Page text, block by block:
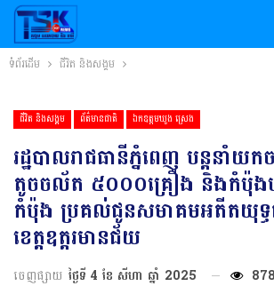
ទំព័រដើម ជីវិត និងសង្គម
ជីវិត និងសង្គម ព័ត៌មានជាតិ ឯកឧត្តមឃួង ស្រេង
រដ្ឋបាលរាជធានីភ្នំពេញ បន្តនាំយក
តូចចល័ត ៥០០០គ្រឿង និងកំប៉ុង
កំប៉ុង ប្រគល់ជូនសមាគមអតីតយុទ្ធ
ខេត្ដឧត្ដរមានជ័យ
ចេញផ្សាយ ថ្ងៃទី 4 ខែ សីហា ឆ្នាំ 2025 878